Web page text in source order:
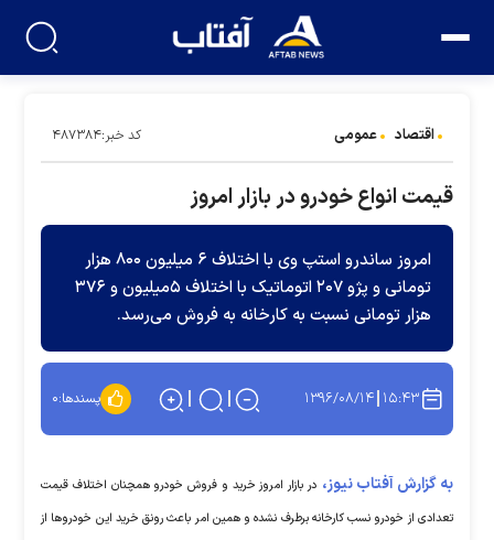
اقتصاد عمومی کد خبر:۴۸۷۳۸۴
قیمت انواع خودرو در بازار امروز
امروز ساندرو استپ وی با اختلاف ۶ میلیون ۸۰۰ هزار
تومانی و پژو ۲۰۷ اتوماتیک با اختلاف ۵میلیون و ۳۷۶
هزار تومانی نسبت به کارخانه به فروش می‌رسد.
۱۵:۴۳ ۱۳۹۶/۰۸/۱۴ پسندها:۰
به گزارش آفتاب نیوز، در بازار امروز خرید و فروش خودرو همچنان اختلاف قیمت
تعدادی از خودرو نسب کارخانه برطرف نشده و همین امر باعث رونق خرید این خودروها از